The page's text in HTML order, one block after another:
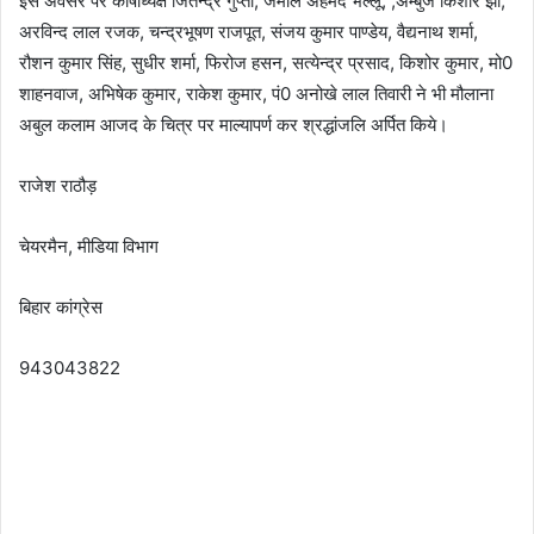
अरविन्द लाल रजक, चन्द्रभूषण राजपूत, संजय कुमार पाण्डेय, वैद्यनाथ शर्मा,
रौशन कुमार सिंह, सुधीर शर्मा, फिरोज हसन, सत्येन्द्र प्रसाद, किशोर कुमार, मो0
शाहनवाज, अभिषेक कुमार, राकेश कुमार, पं0 अनोखे लाल तिवारी ने भी मौलाना
अबुल कलाम आजद के चित्र पर माल्यापर्ण कर श्रद्धांजलि अर्पित किये।
राजेश राठौड़
चेयरमैन, मीडिया विभाग
बिहार कांग्रेस
943043822